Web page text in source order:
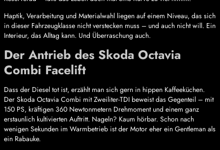
Haptik, Verarbeitung und Materialwahl liegen auf einem Niveau, das sich
in dieser Fahrzeugklasse nicht verstecken muss – und auch nicht will. Ein
Interieur, das Alltag kann. Und Überraschung auch.
Der Antrieb des Skoda Octavia
Combi Facelift
Dass der Diesel tot ist, erzählt man sich gern in hippen Kaffeeküchen.
Der Skoda Octavia Combi mit Zweiliter-TDI beweist das Gegenteil – mit
150 PS, kräftigen 360 Newtonmetern Drehmoment und einem ganz
erstaunlich kultivierten Auftritt. Nageln? Kaum hörbar. Schon nach
wenigen Sekunden im Warmbetrieb ist der Motor eher ein Gentleman als
ein Rabauke.